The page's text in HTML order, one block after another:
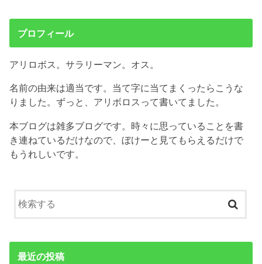
プロフィール
アリロボス。サラリーマン。オス。
名前の由来は適当です。当て字に当てまくったらこうな
りました。ずっと、アリボロスって書いてました。
本ブログは雑多ブログです。時々に思っていることを書
き連ねているだけなので、ぼけーと見てもらえるだけで
もうれしいです。
最近の投稿